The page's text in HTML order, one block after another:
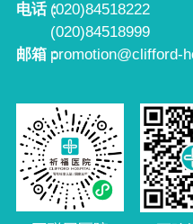
电话：(020)84518222
(020)84518999
邮箱：promotion@clifford-